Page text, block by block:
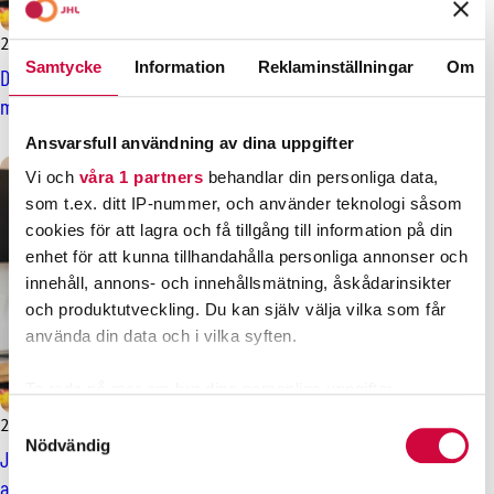
Samtycke Information Reklaminställningar Om
Ansvarsfull användning av dina uppgifter
Vi och våra 1 partners behandlar din personliga data,
som t.ex. ditt IP-nummer, och använder teknologi såsom
cookies för att lagra och få tillgång till information på din
enhet för att kunna tillhandahålla personliga annonser och
innehåll, annons- och innehållsmätning, åskådarinsikter
och produktutveckling. Du kan själv välja vilka som får
använda din data och i vilka syften.
Du kan ändra eller dra tillbaka ditt samtycke när som
Nödvändig
25.2.2025Nyheter
Du får snart ett SMS från Turva, kontrollera vad din
medlemsförsäkring innehåller
2.12.2024
JHL:s reseförsäkringskort finns i fortsättningen i första hand i
appen TaskuTurva